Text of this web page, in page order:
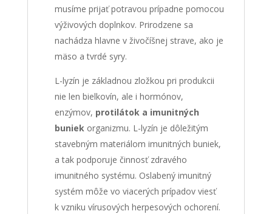
musíme prijať potravou prípadne pomocou
výživových doplnkov. Prirodzene sa
nachádza hlavne v živočíšnej strave, ako je
mäso a tvrdé syry.
L-lyzín je základnou zložkou pri produkcii
nie len bielkovín, ale i hormónov,
enzýmov, protilátok a imunitných
buniek organizmu. L-lyzín je dôležitým
stavebným materiálom imunitných buniek,
a tak podporuje činnosť zdravého
imunitného systému. Oslabený imunitný
systém môže vo viacerých prípadov viesť
k vzniku vírusových herpesových ochorení.